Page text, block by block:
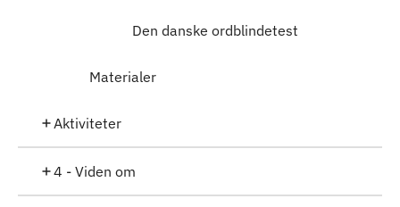
Den danske ordblindetest
Materialer
Aktiviteter
4 - Viden om